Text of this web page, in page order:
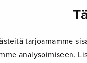
tarjoamamme
analysoimiseen.